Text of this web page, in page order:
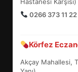
Camivasat
0266 373 11 22
4
5